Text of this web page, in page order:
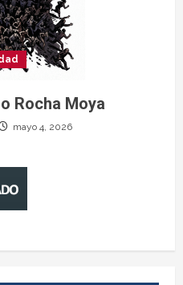
Rocha Moya
mayo 4, 2026